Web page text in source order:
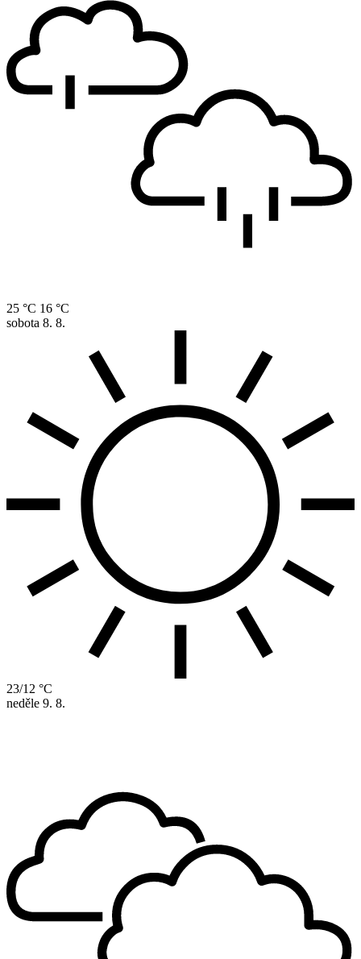
25 °C 16 °C
sobota 8. 8.
23/12 °C
neděle 9. 8.